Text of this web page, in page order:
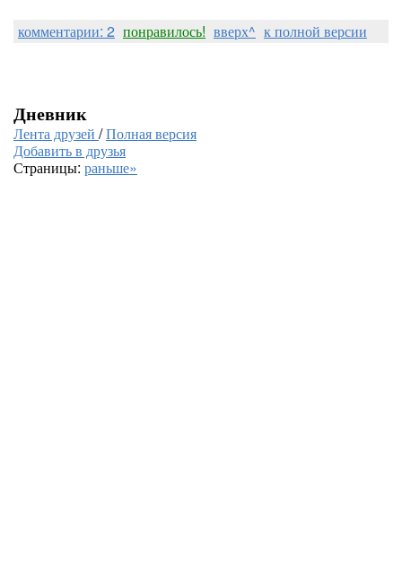
комментарии: 2 понравилось! вверх^ к полной версии
Дневник
Лента друзей /Полная версия
Добавить в друзья
Страницы: раньше»